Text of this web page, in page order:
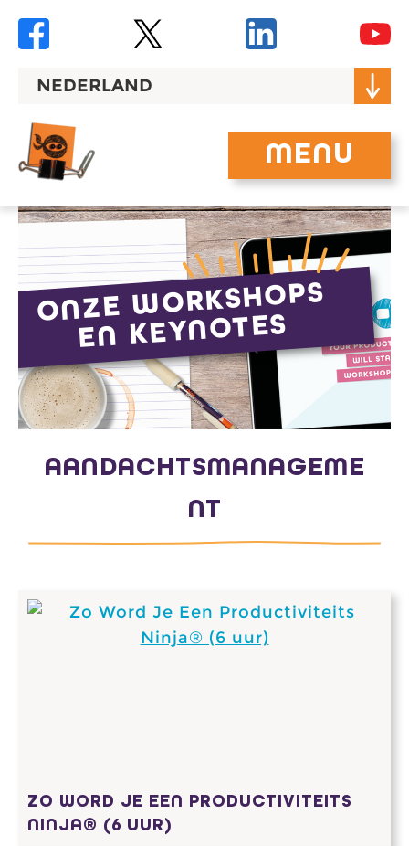
NEDERLAND
MENU
ONZE WORKSHOPS
EN KEYNOTES
AANDACHTSMANAGEME
NT
ZO WORD JE EEN PRODUCTIVITEITS
NINJA® (6 UUR)